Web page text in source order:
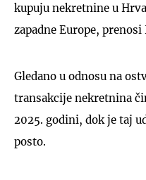
kupuju nekretnine u
zapadne Europe, prenosi
Gledano u odnosu na
transakcije nekretnina
2025. godini, dok je taj
posto.